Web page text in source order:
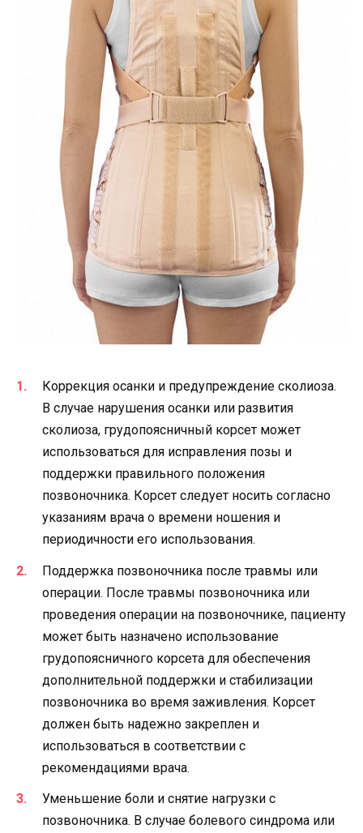
Коррекция осанки и предупреждение сколиоза.
В случае нарушения осанки или развития
сколиоза, грудопоясничный корсет может
использоваться для исправления позы и
поддержки правильного положения
позвоночника. Корсет следует носить согласно
указаниям врача о времени ношения и
периодичности его использования.
Поддержка позвоночника после травмы или
операции. После травмы позвоночника или
проведения операции на позвоночнике, пациенту
может быть назначено использование
грудопоясничного корсета для обеспечения
дополнительной поддержки и стабилизации
позвоночника во время заживления. Корсет
должен быть надежно закреплен и
использоваться в соответствии с
рекомендациями врача.
Уменьшение боли и снятие нагрузки с
позвоночника. В случае болевого синдрома или